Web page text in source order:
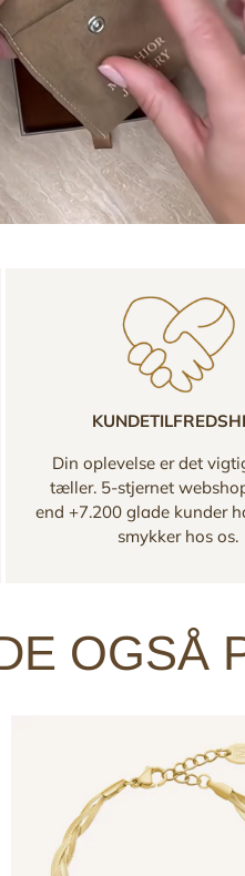
Din oplevelse er det
tæller. 5-stjernet
end +7.200 glade kunder
smykker hos os.
OGSÅ